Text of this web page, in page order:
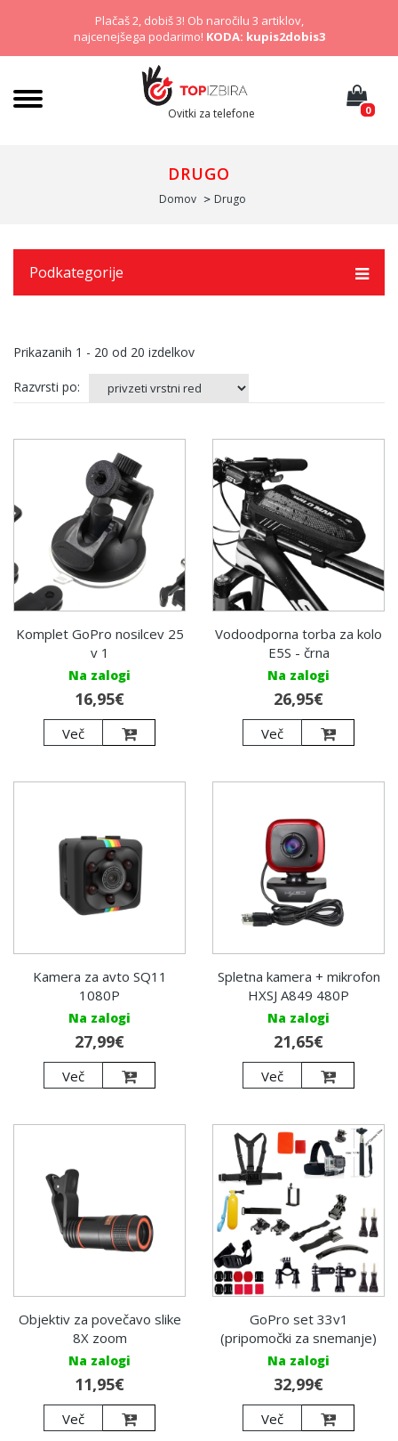
Plačaš 2, dobiš 3! Ob naročilu 3 artiklov,
najcenejšega podarimo! KODA: kupis2dobis3
Ovitki za telefone 0
DRUGO
Domov Drugo
Podkategorije
Prikazanih 1 - 20 od 20 izdelkov
Razvrsti po:
Komplet GoPro nosilcev 25
v 1
Na zalogi
16,95€
Več
Vodoodporna torba za kolo
E5S - črna
Na zalogi
26,95€
Več
Kamera za avto SQ11
1080P
Na zalogi
27,99€
Več
Spletna kamera + mikrofon
HXSJ A849 480P
Na zalogi
21,65€
Več
Objektiv za povečavo slike
8X zoom
Na zalogi
11,95€
Več
GoPro set 33v1
(pripomočki za snemanje)
Na zalogi
32,99€
Več